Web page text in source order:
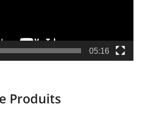
05:16
Produits